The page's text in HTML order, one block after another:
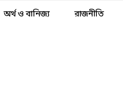
অর্থ ও বানিজ্য রাজনীতি